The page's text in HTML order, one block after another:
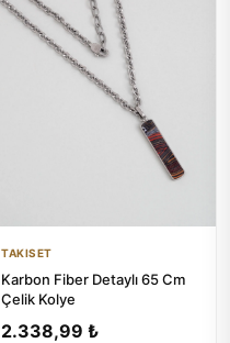
TAKISET
Karbon Fiber Detaylı 65 Cm
Çelik Kolye
2.338,99 ₺